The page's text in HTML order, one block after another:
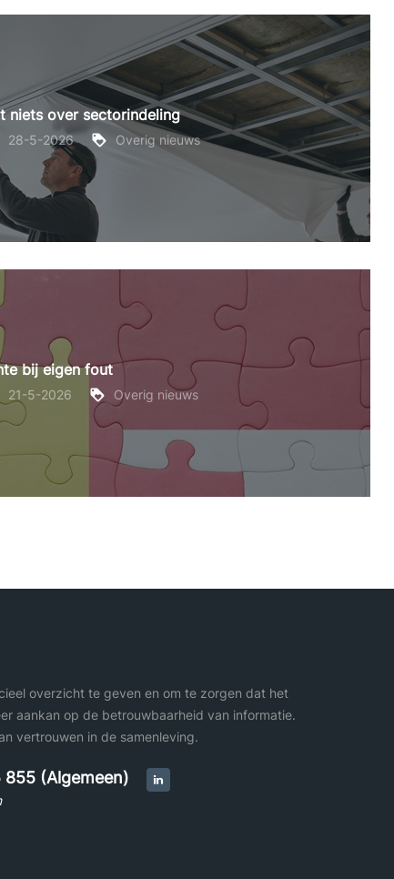
niets over sectorindeling
28-5-2026 Overig nieuws
bij eigen fout
21-5-2026 Overig nieuws
overzicht te geven en om te zorgen dat het
aankan op de betrouwbaarheid van informatie.
vertrouwen in de samenleving.
855 (Algemeen)